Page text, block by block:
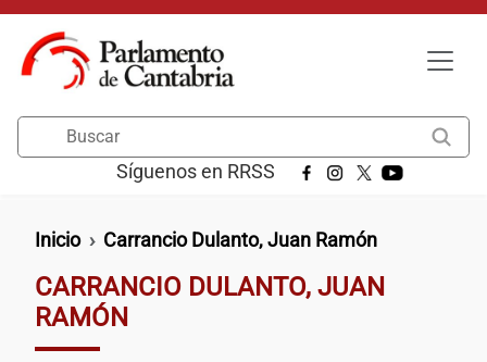
Pasar al contenido principal
Síguenos en RRSS
Ruta de navegación
Inicio Carrancio Dulanto, Juan Ramón
CARRANCIO DULANTO, JUAN
RAMÓN